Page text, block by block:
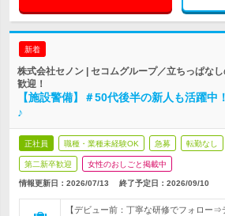
新着
株式会社セノン | セコムグループ／立ちっぱな
歓迎！
【施設警備】＃50代後半の新人も活躍中
♪
正社員 職種・業種未経験OK 急募 転勤なし
第二新卒歓迎 女性のおしごと掲載中
情報更新日：2026/07/13 終了予定日： 2026/09/10
【デビュー前：丁寧な研修でフォロー